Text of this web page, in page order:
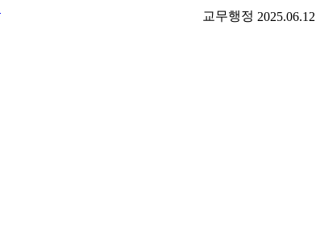
교무행정 2025.06.12